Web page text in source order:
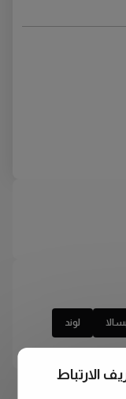
لوند
الارتباط